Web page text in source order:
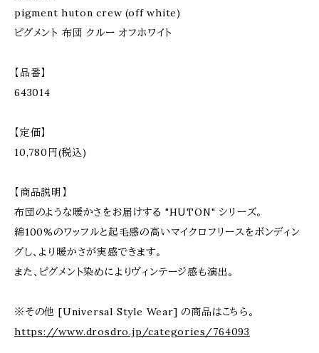
pigment huton crew (off white)
ピグメント 布団 クルー オフホワイト
【品番】
643014
【定価】
10,780円(税込)
【商品説明】
布団のような暖かさをお届けする "HUTON" シリーズ。
綿100%のワッフルと起毛感の高いマイクロフリースをボンディン
グし、より暖かさが実感できます。
また、ピグメント染めによりヴィンテージ感も演出。
※その他 [Universal Style Wear] の商品はこちら。
https://www.drosdro.jp/categories/764093